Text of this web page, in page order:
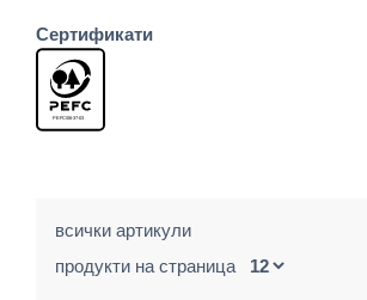
Сертификати
всички артикули
продукти на страница